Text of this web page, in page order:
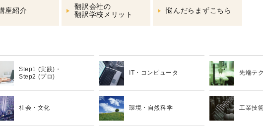
座紹介
翻訳会社の
翻訳学校メリット
悩んだらまずこちら
Step1 (実践)・
Step2 (プロ)
IT・コンピュータ 先端テ
社会・文化 環境・自然科学 工業技